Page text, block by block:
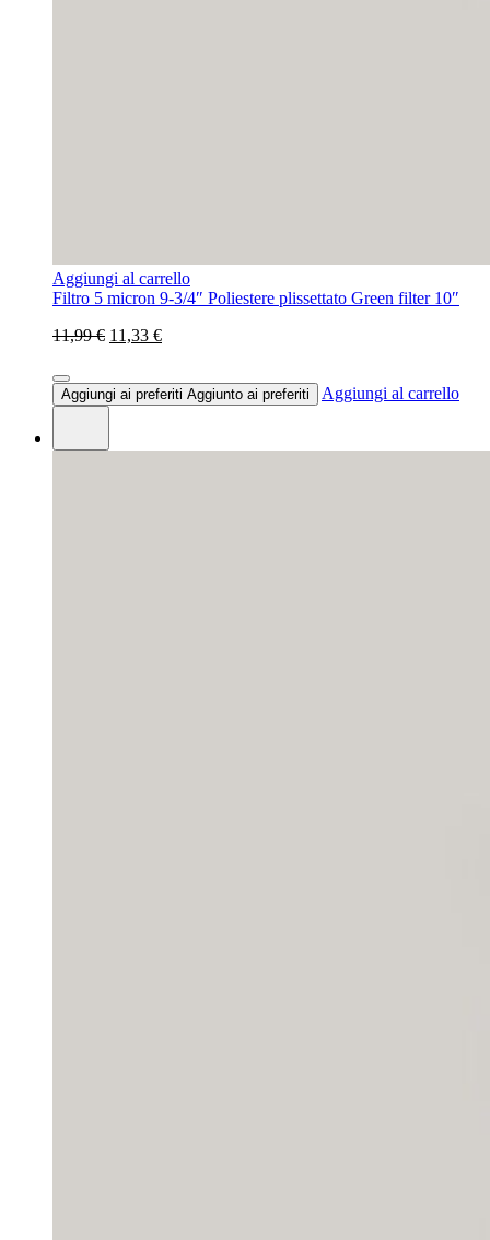
Aggiungi al carrello
Filtro 5 micron 9-3/4″ Poliestere plissettato Green filter 10″
11,99 € 11,33 €
Aggiungi ai preferiti Aggiunto ai preferiti Aggiungi al carrello